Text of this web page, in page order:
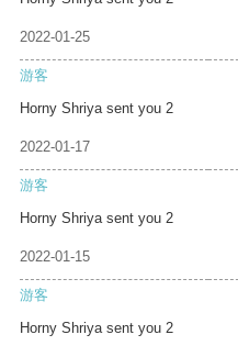
2022-01-25
游客
Horny Shriya sent you 2
2022-01-17
游客
Horny Shriya sent you 2
2022-01-15
游客
Horny Shriya sent you 2